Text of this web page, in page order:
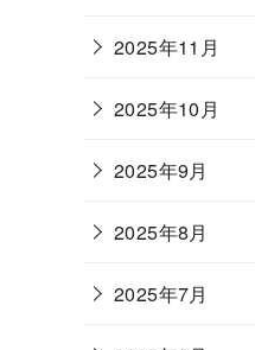
2025年11月
2025年10月
2025年9月
2025年8月
2025年7月